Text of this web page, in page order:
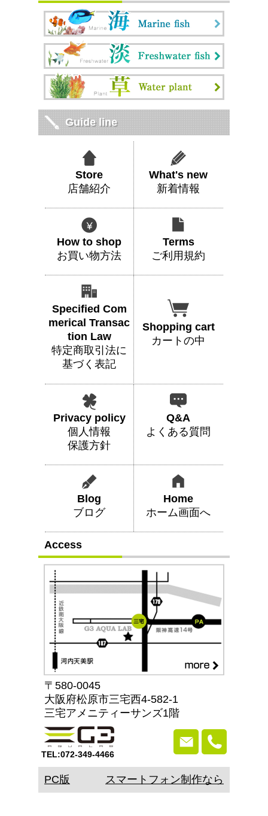
Guide line
Store
店舗紹介
What's new
新着情報
How to shop
お買い物方法
Terms
ご利用規約
Specified Com
merical Transac
tion Law
特定商取引法に
基づく表記
Shopping cart
カートの中
Privacy policy
個人情報
保護方針
Q&A
よくある質問
Blog
ブログ
Home
ホーム画面へ
Access
〒580-0045
大阪府松原市三宅西4-582-1
三宅アメニティーサンズ1階
TEL:072-349-4466
PC版 スマートフォン制作なら